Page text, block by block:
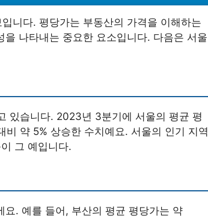
니다. 평당가는 부동산의 가격을 이해하는
나타내는 중요한 요소입니다. 다음은 서울
있습니다. 2023년 3분기에 서울의 평균 평
약 5% 상승한 수치예요. 서울의 인기 지역
그 예입니다.
. 예를 들어, 부산의 평균 평당가는 약